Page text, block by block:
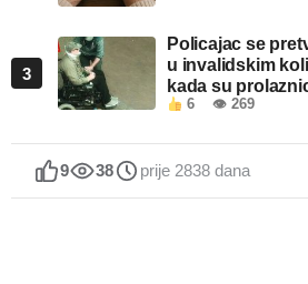
3
Policajac se
u invalidskim
kada su
6 👁 269
9 38 prije 2838 dana